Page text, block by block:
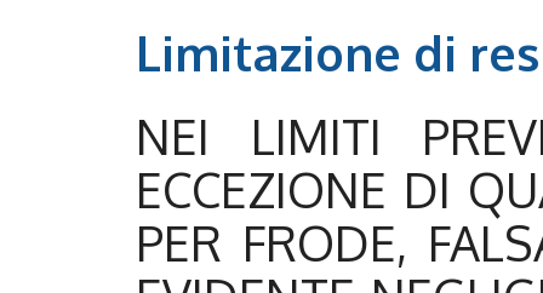
Limitazione di
NEI LIMITI
ECCEZIONE DI
PER FRODE,